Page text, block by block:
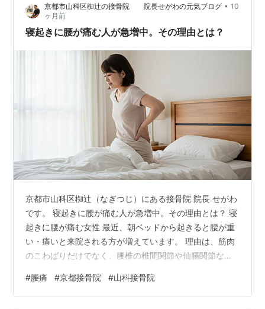
し。 片足ずつ5回ほどでOK✨ 朝起きる前に行うと、血流
が良くなり動きもスムーズになります。 冷えをためず
に、気持ちよく動ける膝…
京都市山科区椥辻の接骨院 院長せがわの元気ブログ • 10
ヶ月前
寝起きに腰が痛む人が急増中。その理由とは？
京都市山科区椥辻（なぎつじ）にある接骨院 院長 せがわ
です。 寝起きに腰が痛む人が急増中。その理由とは？ 寝
起きに腰が痛む女性 最近、朝ベッドから起きると腰が重
い・痛いと来院される方が増えています。 理由は、筋肉
のこわばりだけでなく、腰椎の椎間関節や仙腸関節など
因です。 冷えで関節の滑りが悪くなると、特定の部分に
負担が集中して“動き出しの痛み”が出やすくなります。
#腰痛 #京都接骨院 #山科接骨院